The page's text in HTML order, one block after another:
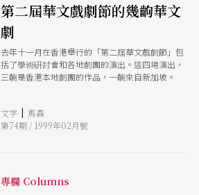
第二屆華文戲劇節的幾齣華文
劇
去年十一月在香港舉行的「第二屆華文戲劇節」包
括了學術硏討會和各地劇團的演出。這四場演出，
三齣是香港本地劇團的作品，一齣來自新加坡。
文字 | 馬森
第74期 / 1999年02月號
專欄 Columns